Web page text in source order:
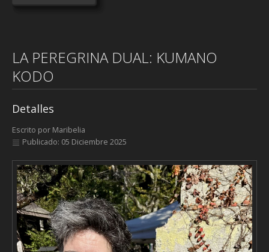
LA PEREGRINA DUAL: KUMANO
KODO
Detalles
Escrito por Maribelia
Publicado: 05 Diciembre 2025